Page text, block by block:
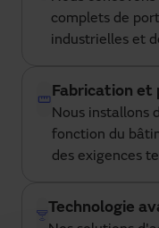
complets de
industrielles et
Fabrication et
Nous installons
fonction du
des exigences
Technologie